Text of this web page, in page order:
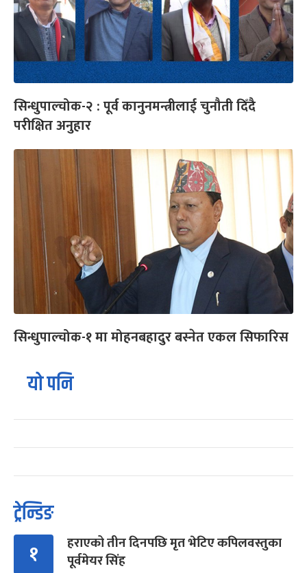
सिन्धुपाल्चोक-२ : पूर्व कानुनमन्त्रीलाई चुनौती दिँदै
परीक्षित अनुहार
सिन्धुपाल्चोक-१ मा मोहनबहादुर बस्नेत एकल सिफारिस
यो पनि
ट्रेन्डिङ
१
हराएको तीन दिनपछि मृत भेटिए कपिलवस्तुका
पूर्वमेयर सिंह